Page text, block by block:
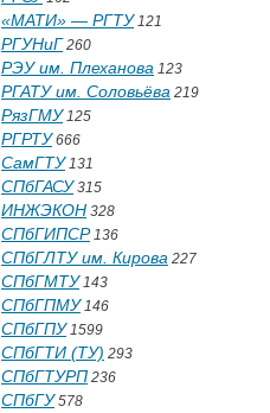
«МАТИ» — РГТУ121
РГУНиГ 260
РЭУ им. Плеханова 123
РГАТУ им. Соловьёва 219
РязГМУ125
РГРТУ666
СамГТУ131
СПбГАСУ315
ИНЖЭКОН 328
СПбГИПСР136
СПбГЛТУ им. Кирова 227
СПбГМТУ143
СПбГПМУ146
СПбГПУ1599
СПбГТИ (ТУ) 293
СПбГТУРП 236
СПбГУ578